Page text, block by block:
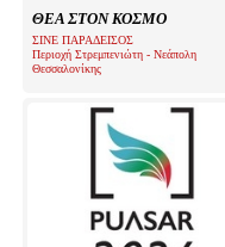
ΘΕΑ ΣΤΟΝ ΚΟΣΜΟ
ΣΙΝΕ ΠΑΡΑΔΕΙΣΟΣ
Περιοχή Στρεμπενιώτη - Νεάπολη
Θεσσαλονίκης